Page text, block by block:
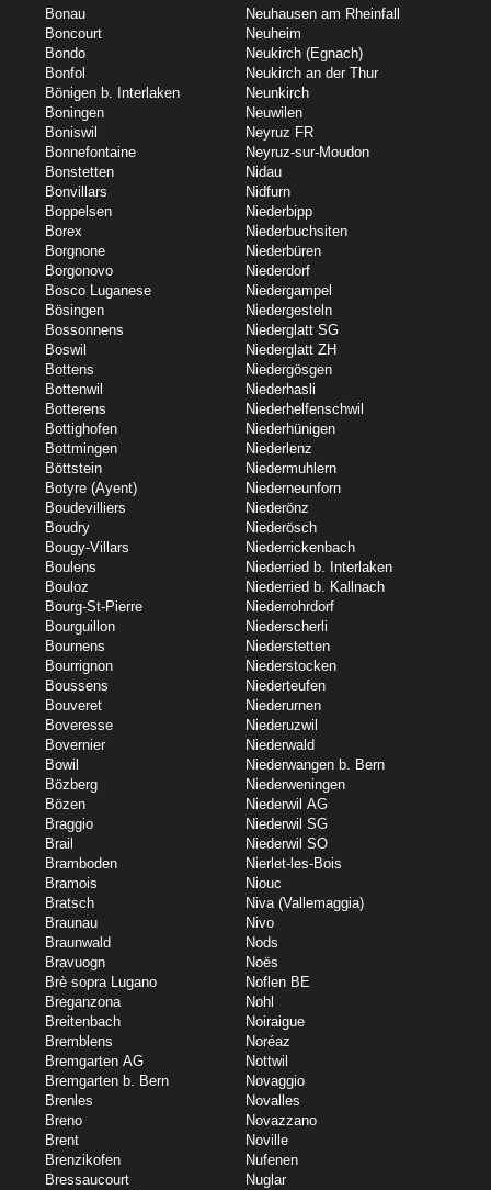
Bonau
Boncourt
Bondo
Bonfol
Bönigen b. Interlaken
Boningen
Boniswil
Bonnefontaine
Bonstetten
Bonvillars
Boppelsen
Borex
Borgnone
Borgonovo
Bosco Luganese
Bösingen
Bossonnens
Boswil
Bottens
Bottenwil
Botterens
Bottighofen
Bottmingen
Böttstein
Botyre (Ayent)
Boudevilliers
Boudry
Bougy-Villars
Boulens
Bouloz
Bourg-St-Pierre
Bourguillon
Bournens
Bourrignon
Boussens
Bouveret
Boveresse
Bovernier
Bowil
Bözberg
Bözen
Braggio
Brail
Bramboden
Bramois
Bratsch
Braunau
Braunwald
Bravuogn
Brè sopra Lugano
Breganzona
Breitenbach
Bremblens
Bremgarten AG
Bremgarten b. Bern
Brenles
Breno
Brent
Brenzikofen
Bressaucourt
Neuhausen am Rheinfall
Neuheim
Neukirch (Egnach)
Neukirch an der Thur
Neunkirch
Neuwilen
Neyruz FR
Neyruz-sur-Moudon
Nidau
Nidfurn
Niederbipp
Niederbuchsiten
Niederbüren
Niederdorf
Niedergampel
Niedergesteln
Niederglatt SG
Niederglatt ZH
Niedergösgen
Niederhasli
Niederhelfenschwil
Niederhünigen
Niederlenz
Niedermuhlern
Niederneunforn
Niederönz
Niederösch
Niederrickenbach
Niederried b. Interlaken
Niederried b. Kallnach
Niederrohrdorf
Niederscherli
Niederstetten
Niederstocken
Niederteufen
Niederurnen
Niederuzwil
Niederwald
Niederwangen b. Bern
Niederweningen
Niederwil AG
Niederwil SG
Niederwil SO
Nierlet-les-Bois
Niouc
Niva (Vallemaggia)
Nivo
Nods
Noës
Noflen BE
Nohl
Noiraigue
Noréaz
Nottwil
Novaggio
Novalles
Novazzano
Noville
Nufenen
Nuglar